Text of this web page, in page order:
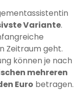
Variante.
Zeitraum geht.
können je nach
mehreren
Euro betragen.